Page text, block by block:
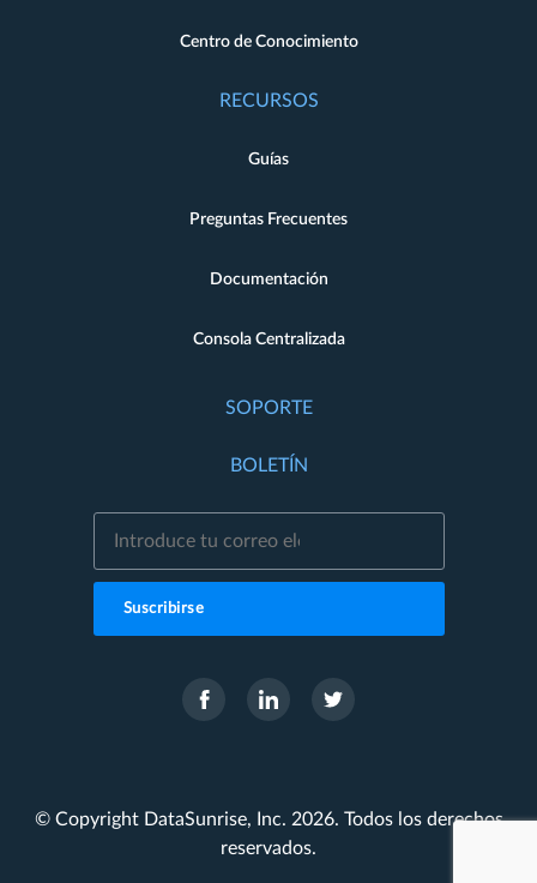
Centro de Conocimiento
RECURSOS
Guías
Preguntas Frecuentes
Documentación
Consola Centralizada
SOPORTE
BOLETÍN
Suscribirse
© Copyright DataSunrise, Inc. 2026. Todos los derechos
reservados.